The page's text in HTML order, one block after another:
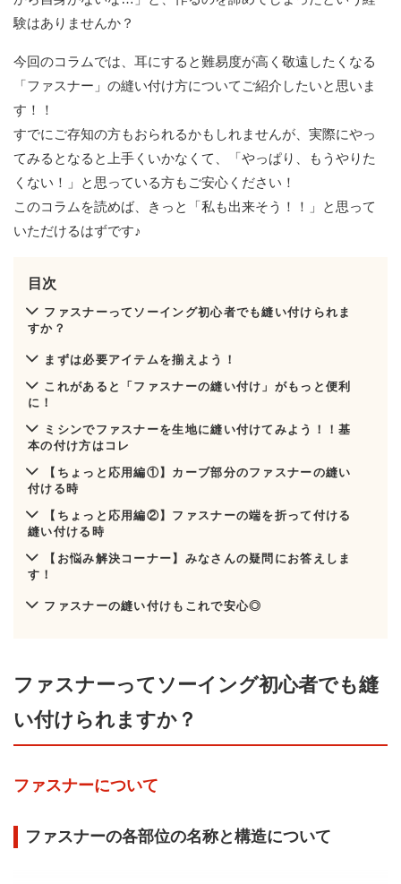
験はありませんか？
今回のコラムでは、耳にすると難易度が高く敬遠したくなる
「ファスナー」の縫い付け方についてご紹介したいと思いま
す！！
すでにご存知の方もおられるかもしれませんが、実際にやっ
てみるとなると上手くいかなくて、「やっぱり、もうやりた
くない！」と思っている方もご安心ください！
このコラムを読めば、きっと「私も出来そう！！」と思って
いただけるはずです♪
目次
ファスナーってソーイング初心者でも縫い付けられま
すか？
まずは必要アイテムを揃えよう！
これがあると「ファスナーの縫い付け」がもっと便利
に！
ミシンでファスナーを生地に縫い付けてみよう！！基
本の付け方はコレ
【ちょっと応用編①】カーブ部分のファスナーの縫い
付ける時
【ちょっと応用編②】ファスナーの端を折って付ける
縫い付ける時
【お悩み解決コーナー】みなさんの疑問にお答えしま
す！
ファスナーの縫い付けもこれで安心◎
ファスナーってソーイング初心者でも縫
い付けられますか？
ファスナーについて
ファスナーの各部位の名称と構造について